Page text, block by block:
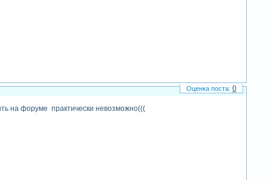
на форуме практически невозможно(((
0